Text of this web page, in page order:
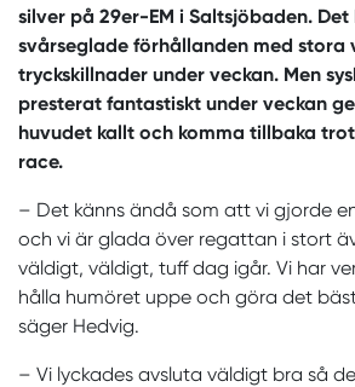
silver på 29er-EM i Saltsjöbaden.
svårseglade förhållanden med stora
tryckskillnader under veckan. Men
presterat fantastiskt under veckan
huvudet kallt och komma tillbaka
race.
– Det känns ändå som att vi gjorde
och vi är glada över regattan i stort
väldigt, väldigt, tuff dag igår. Vi har
hålla humöret uppe och göra det
säger Hedvig.
– Vi lyckades avsluta väldigt bra så